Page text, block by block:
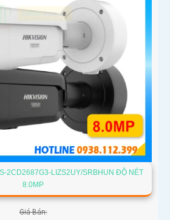
2CD2687G3-LIZS2UY/SRBHUN ĐỘ NÉT
8.0MP
Giá Bán: